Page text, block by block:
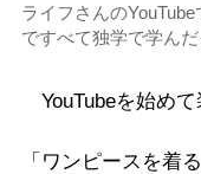
ライフさんの
ですべて独学で学んだ
YouTubeを始めて
「ワンピースを着